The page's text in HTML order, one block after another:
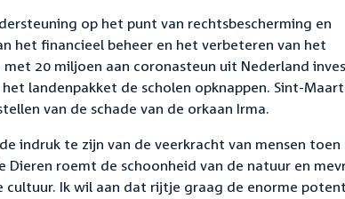
op het punt van rechtsbescherming en
het financieel beheer en het verbeteren van het
20 miljoen aan coronasteun uit Nederland
landenpakket de scholen opknappen. Sint-
van de schade van de orkaan Irma.
indruk te zijn van de veerkracht van mensen toen
Dieren roemt de schoonheid van de natuur en
Ik wil aan dat rijtje graag de enorme